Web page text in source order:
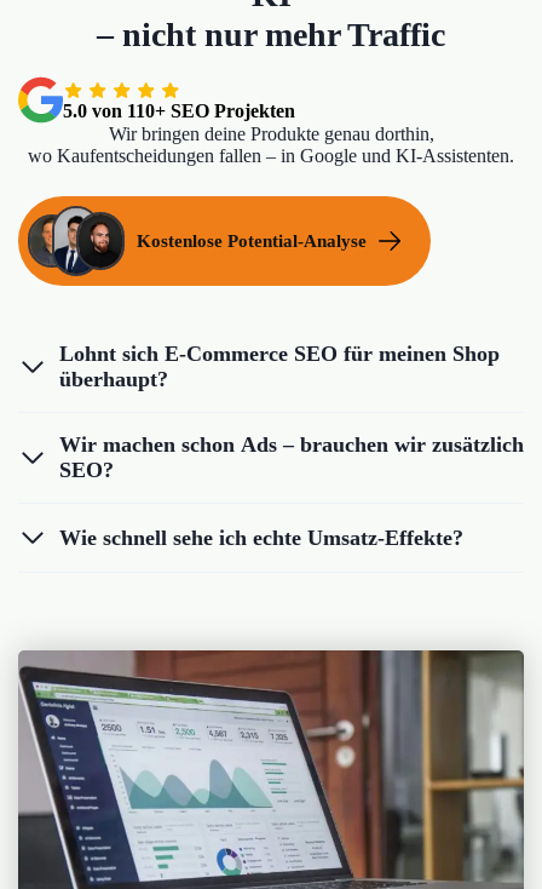
– nicht nur mehr Traffic
5.0 von 110+ SEO Projekten
Wir bringen deine Produkte genau dorthin,
wo Kaufentscheidungen fallen – in Google und KI-Assistenten.
Kostenlose Potential-Analyse
Lohnt sich E-Commerce SEO für meinen Shop
überhaupt?
Wir machen schon Ads – brauchen wir zusätzlich
SEO?
Wie schnell sehe ich echte Umsatz-Effekte?